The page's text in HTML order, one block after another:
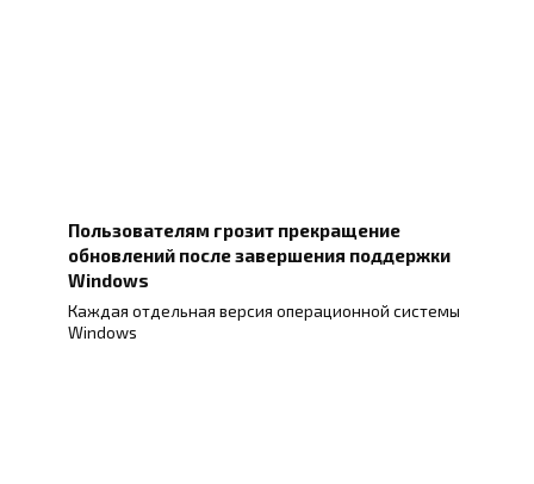
Пользователям грозит прекращение
обновлений после завершения поддержки
Windows
Каждая отдельная версия операционной системы
Windows